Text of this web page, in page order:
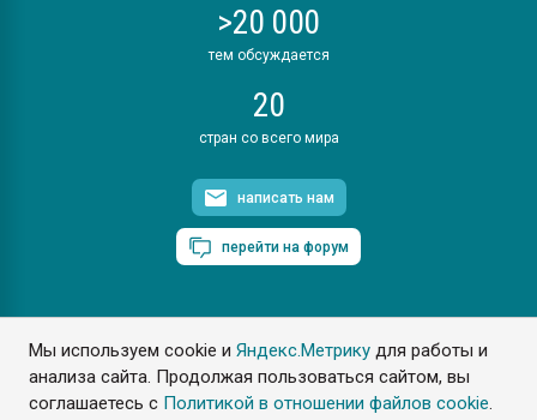
Мы используем cookie иЯндекс.Метрику для работы и
анализа сайта. Продолжая пользоваться сайтом, вы
соглашаетесь с Политикой в отношении файлов cookie.
>20 000
тем обсуждается
20
стран со всего мира
написать нам
перейти на форум
ПластЭксперт © 2006. Все права защищены
Разрешается копирование материалов сайта с обязательной
ссылкой на www.e-plastic.ru